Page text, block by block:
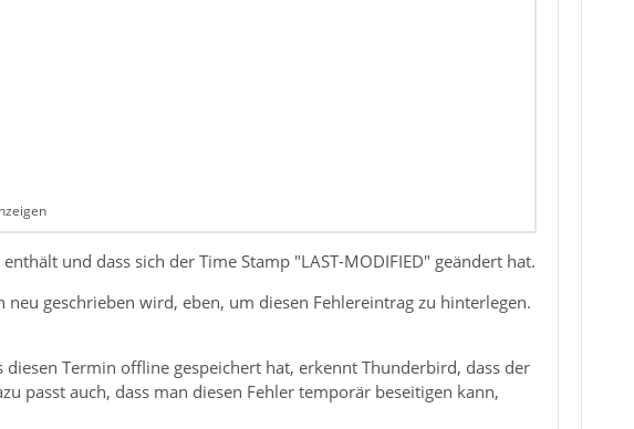
er with an illegal type for property: VALUE=DURATION
und dass sich der Time Stamp "LAST-MODIFIED" geändert hat.
geschrieben wird, eben, um diesen Fehlereintrag zu hinterlegen.
Termin offline gespeichert hat, erkennt Thunderbird, dass der
passt auch, dass man diesen Fehler temporär beseitigen kann,